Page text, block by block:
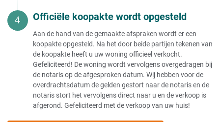
taxatiewaarde
Huis verkopen aan kinderen
Huis verkopen aan kind met
vruchtgebruik
Ouderlijk huis verkopen aan
Huis verkopen aan partner
Huis verkopen aan Chinezen
Huis verkopen aan zoon
Huis verkopen aan familie
Huis verkopen aan familie zonder
Kosten notaris bij verkoop huis
Notariskosten verkoop huis België
Notariskosten berekenen verkoop
huis
Huis verkopen via notaris kosten
Kosten volmacht verkoop huis
Wat betekent kosten koper voor de
verkoper?
Gemiddelde kosten makelaar bij
verkoop
Verkoop woning makelaarskosten
Officiële koopakte wordt opgesteld
Aan de hand van de gemaakte afspraken wordt er een
koopakte opgesteld. Na het door beide partijen tekenen van
de koopakte heeft u uw woning officieel verkocht.
Gefeliciteerd! De woning wordt vervolgens overgedragen bij
de notaris op de afgesproken datum. Wij hebben voor de
overdrachtsdatum de gelden gestort naar de notaris en de
notaris stort het vervolgens direct naar u en de verkoop is
afgerond. Gefeliciteerd met de verkoop van uw huis!